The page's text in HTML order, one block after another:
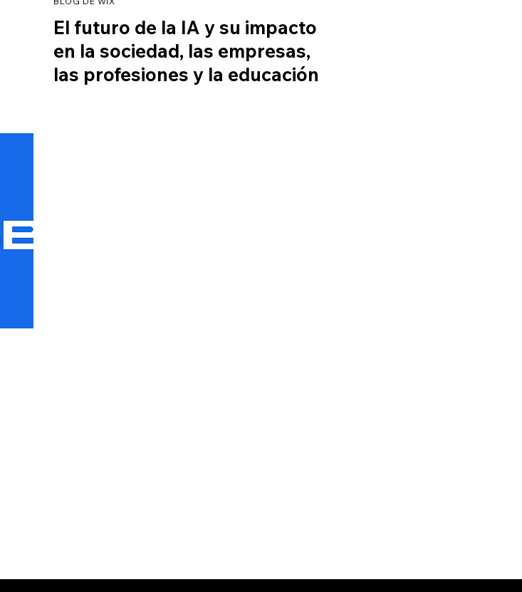
El futuro de la IA y su impacto
en la sociedad, las empresas,
las profesiones y la educación